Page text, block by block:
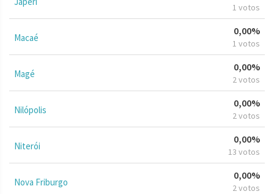
1 votos
Macaé
0,00%
1 votos
Magé
0,00%
2 votos
Nilópolis
0,00%
2 votos
Niterói
0,00%
13 votos
Nova Friburgo
0,00%
2 votos